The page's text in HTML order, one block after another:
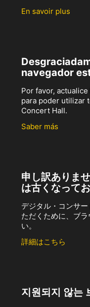
En savoir plus
navegador
Por favor,
para poder utilizar
Concert Hall.
Saber más
申し訳ありま
は古くなって
デジタル・コンサ
ただくために、ブ
い。
詳細はこちら
지원되지 않는